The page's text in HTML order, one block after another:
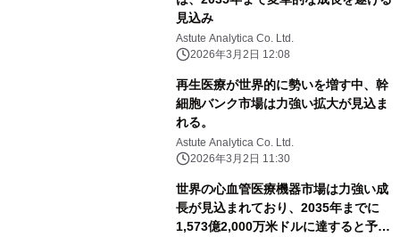
見込み
Astute Analytica Co. Ltd.
2026年3月2日 12:08
再生医療が世界的に勢いを増す中、幹
細胞バンク市場は力強い拡大が見込ま
れる。
Astute Analytica Co. Ltd.
2026年3月2日 11:30
世界の心血管医療機器市場は力強い成
長が見込まれており、2035年までに
1,573億2,000万米ドルに達すると予測